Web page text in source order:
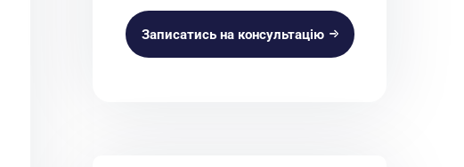
Записатись на консультацію